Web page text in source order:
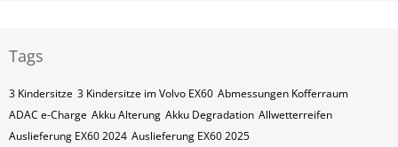
Tags
3 Kindersitze 3 Kindersitze im Volvo EX60 Abmessungen Kofferraum
ADAC e-Charge Akku Alterung Akku Degradation Allwetterreifen
Auslieferung EX60 2024 Auslieferung EX60 2025